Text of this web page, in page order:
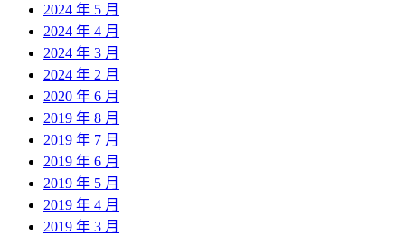
2024 年 5 月
2024 年 4 月
2024 年 3 月
2024 年 2 月
2020 年 6 月
2019 年 8 月
2019 年 7 月
2019 年 6 月
2019 年 5 月
2019 年 4 月
2019 年 3 月